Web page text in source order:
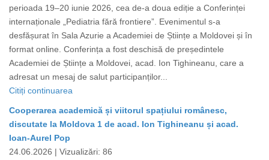
perioada 19–20 iunie 2026, cea de-a doua ediție a Conferinței
internaționale „Pediatria fără frontiere”. Evenimentul s-a
desfășurat în Sala Azurie a Academiei de Științe a Moldovei și în
format online. Conferința a fost deschisă de președintele
Academiei de Științe a Moldovei, acad. Ion Tighineanu, care a
adresat un mesaj de salut participanților...
Citiți continuarea
Cooperarea academică și viitorul spațiului românesc,
discutate la Moldova 1 de acad. Ion Tighineanu și acad.
Ioan-Aurel Pop
24.06.2026 | Vizualizări: 86